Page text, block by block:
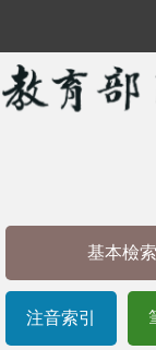
基本檢索
注音索引